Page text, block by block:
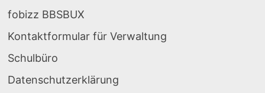
fobizz BBSBUX
Kontaktformular für Verwaltung
Schulbüro
Datenschutzerklärung